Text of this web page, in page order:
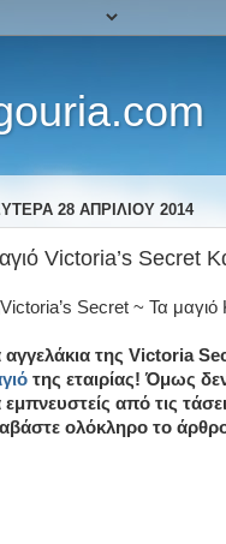
28 ΑΠΡΙΛΊΟΥ 2014
Victoria’s Secret
αγγελάκια της Victoria
της εταιρίας! Όμως δεν
εμπνευστείς από τις
ολόκληρο το